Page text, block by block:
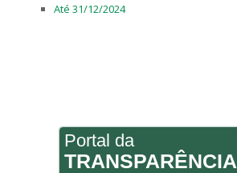
Até 31/12/2024
Portal da
TRANSPARÊNCIA